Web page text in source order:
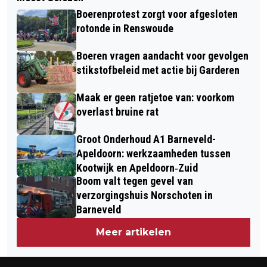
RECORD MET AL 1100
AANMELDINGEN
GROTE BRAND IN AGRARISCHE STAL
IN DE KLOMP - TWEE KOEIEN KWAMEN
DOOR DE BRAND OM HET LEVEN
Boerenprotest zorgt voor afgesloten
rotonde in Renswoude
Boeren vragen aandacht voor gevolgen
stikstofbeleid met actie bij Garderen
Maak er geen ratjetoe van: voorkom
overlast bruine rat
Groot Onderhoud A1 Barneveld-
Apeldoorn: werkzaamheden tussen
Kootwijk en Apeldoorn‐Zuid
Boom valt tegen gevel van
verzorgingshuis Norschoten in
Barneveld
Meer artikelen